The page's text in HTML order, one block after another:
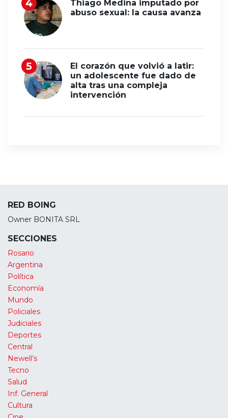
Thiago Medina imputado por
abuso sexual: la causa avanza
El corazón que volvió a latir:
un adolescente fue dado de
alta tras una compleja
intervención
RED BOING
Owner BONITA SRL
SECCIONES
Rosario
Argentina
Política
Economía
Mundo
Policiales
Judiciales
Deportes
Central
Newell’s
Tecno
Salud
Inf. General
Cultura